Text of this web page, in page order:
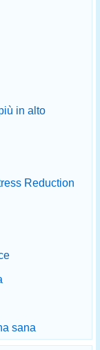
in alto
Reduction
sana